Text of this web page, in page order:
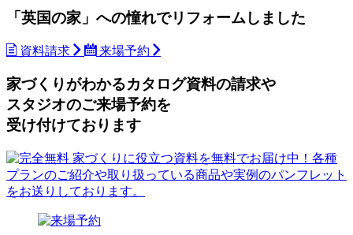
「英国の家」への憧れでリフォームしました
資料請求 来場予約
家づくりがわかるカタログ資料の請求や
スタジオのご来場予約を
受け付けております